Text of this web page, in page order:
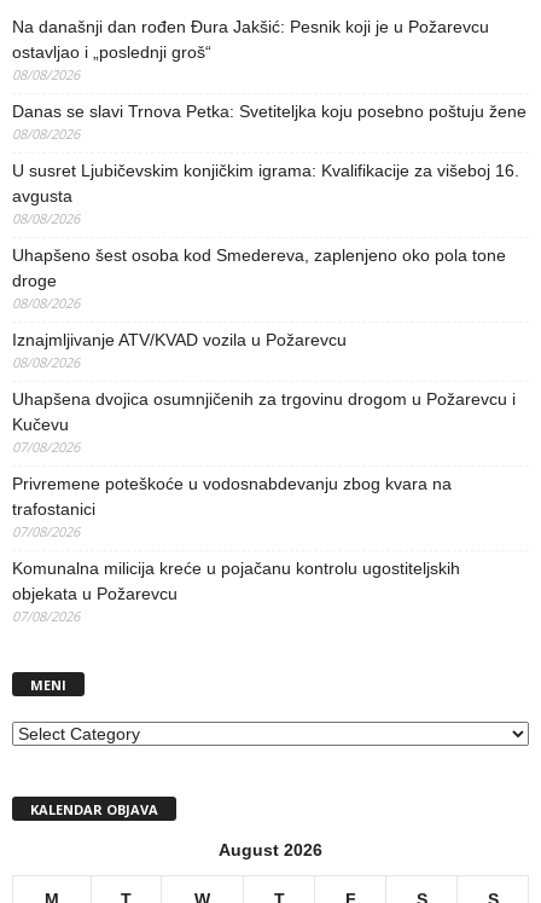
Na današnji dan rođen Đura Jakšić: Pesnik koji je u Požarevcu
ostavljao i „poslednji groš“
08/08/2026
Danas se slavi Trnova Petka: Svetiteljka koju posebno poštuju žene
08/08/2026
U susret Ljubičevskim konjičkim igrama: Kvalifikacije za višeboj 16.
avgusta
08/08/2026
Uhapšeno šest osoba kod Smedereva, zaplenjeno oko pola tone
droge
08/08/2026
Iznajmljivanje ATV/KVAD vozila u Požarevcu
08/08/2026
Uhapšena dvojica osumnjičenih za trgovinu drogom u Požarevcu i
Kučevu
07/08/2026
Privremene poteškoće u vodosnabdevanju zbog kvara na
trafostanici
07/08/2026
Komunalna milicija kreće u pojačanu kontrolu ugostiteljskih
objekata u Požarevcu
07/08/2026
MENI
MENI
KALENDAR OBJAVA
August 2026